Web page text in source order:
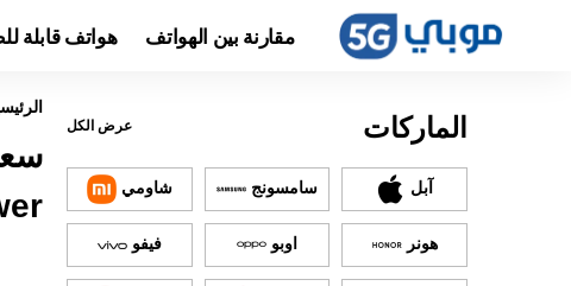
مقارنة بين الهواتف هواتف قابلة
الماركات عرض الكل
آبل سامسونج شاومي
هونر اوبو فيفو